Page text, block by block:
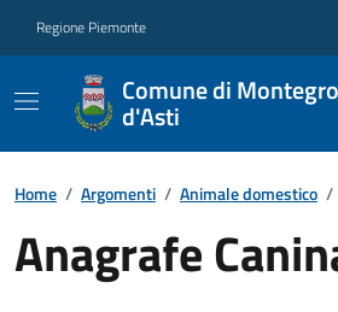
Regione Piemonte
Comune di
d'Asti
Home / Argomenti / Animale domestico /
Anagrafe